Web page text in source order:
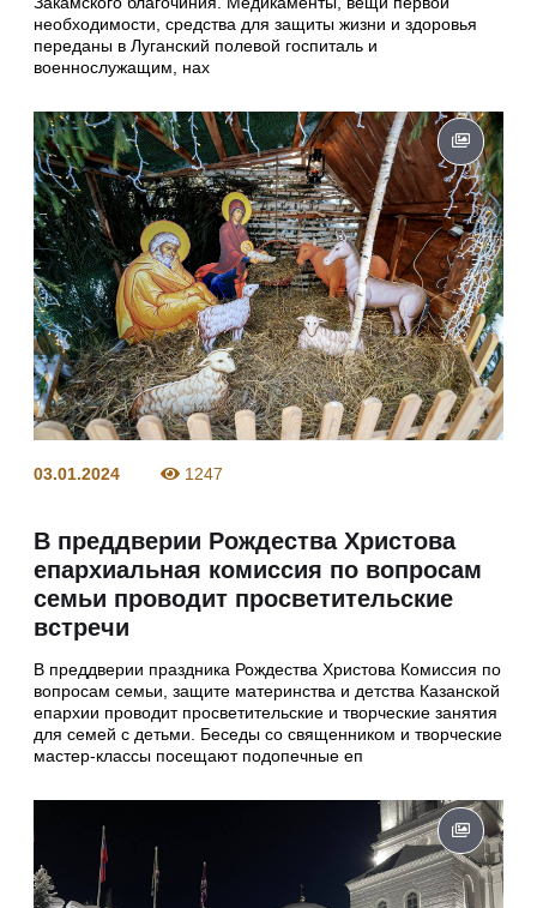
необходимости, средства для защиты жизни и здоровья
переданы в Луганский полевой госпиталь и
военнослужащим, нах
03.01.2024 1247
В преддверии Рождества Христова
епархиальная комиссия по вопросам
семьи проводит просветительские
встречи
В преддверии праздника Рождества Христова Комиссия по
вопросам семьи, защите материнства и детства Казанской
епархии проводит просветительские и творческие занятия
для семей с детьми. Беседы со священником и творческие
мастер-классы посещают подопечные еп